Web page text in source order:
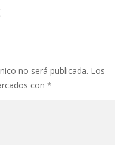
no será publicada. Los
con *